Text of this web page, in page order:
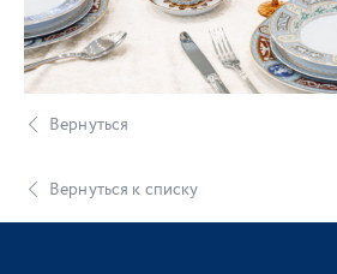
Вернуться
Вернуться к списку